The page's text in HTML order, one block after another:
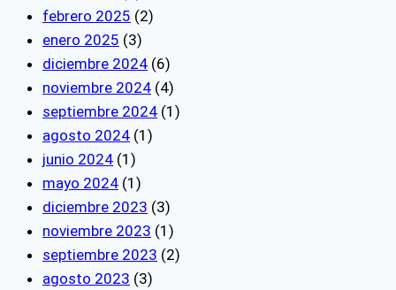
febrero 2025 (2)
enero 2025 (3)
diciembre 2024 (6)
noviembre 2024 (4)
septiembre 2024 (1)
agosto 2024 (1)
junio 2024 (1)
mayo 2024 (1)
diciembre 2023 (3)
noviembre 2023 (1)
septiembre 2023 (2)
agosto 2023 (3)